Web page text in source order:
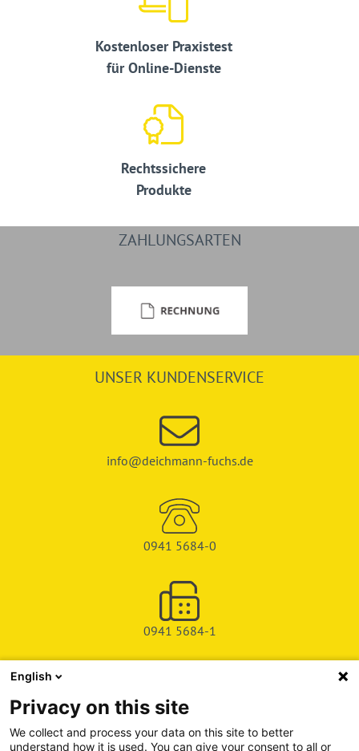
Kostenloser Praxistest
für Online-Dienste
Rechtssichere
Produkte
ZAHLUNGSARTEN
UNSER KUNDENSERVICE
info@deichmann-fuchs.de
0941 5684-0
0941 5684-1
SHOP
SERVICE & SUPPORT
English
Privacy on this site
We collect and process your data on this site to better
understand how it is used. You can give your consent to all or